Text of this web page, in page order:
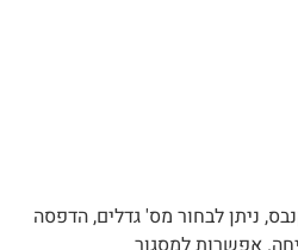
ניתן לבחור מס' גדלים, הדפסה